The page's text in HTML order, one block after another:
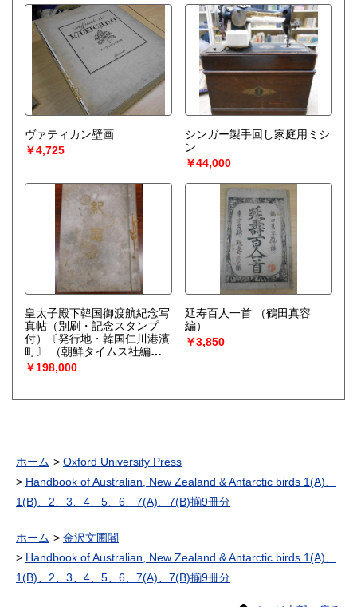
ヴァティカン壁画
￥4,725
シンガー製手回し家庭用ミシ
ン
￥44,000
皇太子殿下韓国御渡航紀念写
真帖（別刷・記念スタンプ
付）〔発行地・韓国仁川港濱
町〕
（朝鮮タイムス社編輯
部／編）
￥198,000
延寿百人一首
（鶴田真容
編）
￥3,850
ホーム
Oxford University Press
Handbook of Australian, New Zealand & Antarctic birds 1(A)、
1(B)、2、3、4、5、6、7(A)、7(B)揃9冊分
ホーム
金沢文圃閣
Handbook of Australian, New Zealand & Antarctic birds 1(A)、
1(B)、2、3、4、5、6、7(A)、7(B)揃9冊分